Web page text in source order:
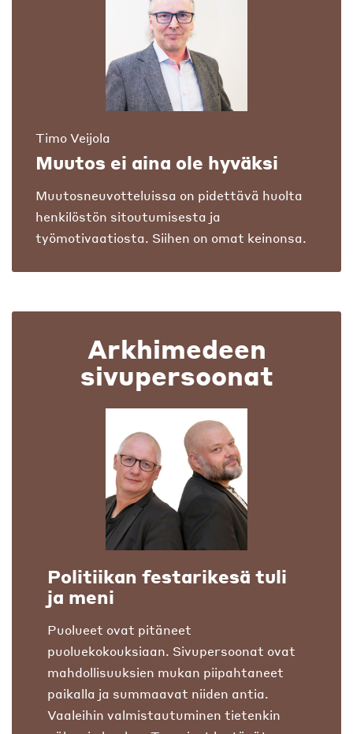
Timo Veijola
Muutos ei aina ole hyväksi
Muutosneuvotteluissa on pidettävä huolta
henkilöstön sitoutumisesta ja
työmotivaatiosta. Siihen on omat keinonsa.
Arkhimedeen
sivupersoonat
Politiikan festarikesä tuli
ja meni
Puolueet ovat pitäneet
puoluekokouksiaan. Sivupersoonat ovat
mahdollisuuksien mukan piipahtaneet
paikalla ja summaavat niiden antia.
Vaaleihin valmistautuminen tietenkin